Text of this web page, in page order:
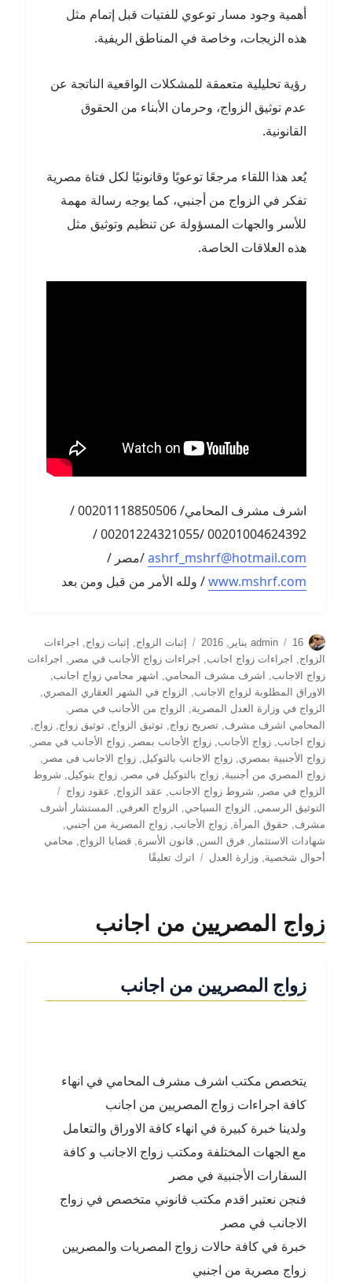
أهمية وجود مسار توعوي للفتيات قبل إتمام مثل
هذه الزيجات، وخاصة في المناطق الريفية.
رؤية تحليلية متعمقة للمشكلات الواقعية الناتجة عن
عدم توثيق الزواج، وحرمان الأبناء من الحقوق
القانونية.
يُعد هذا اللقاء مرجعًا توعويًا وقانونيًا لكل فتاة مصرية
تفكر في الزواج من أجنبي، كما يوجه رسالة مهمة
للأسر والجهات المسؤولة عن تنظيم وتوثيق مثل
هذه العلاقات الخاصة.
اشرف مشرف المحامي/ 00201118850506 /
00201004624392 /00201224321055 /
ashrf_mshrf@hotmail.com/مصر /
www.mshrf.com/ ولله الأمر من قبل ومن بعد
الكاتبadmin
نُشرت
في
16 يناير, 2016 التصنيفات
إثبات الزواج, إثبات زواج,
اجراءات
الزواج, اجراءات زواج اجانب, اجراءات زواج الأجانب في مصر ,
اجراءات
زواج الاجانب, اشرف مشرف المحامي, اشهر محامي زواج اجانب,
الاوراق المطلوبة لزواج الاجانب, الزواج في الشهر العقاري المصري,
الزواج في وزارة العدل المصرية, الزواج من الأجانب في مصر ,
المحامي اشرف مشرف,تصريح زواج,توثيق الزواج,توثيق زواج,زواج,
زواج اجانب,زواج الأجانب,زواج الأجانب بمصر ,زواج الأجانب في مصر ,
زواج الأجنبية بمصري,زواج الاجانب بالتوكيل,زواج الاجانب فى مصر ,
زواج المصري من أجنبية,زواج بالتوكيل في مصر ,زواج بتوكيل, شروط
الزواج في مصر , شروط زواج الاجانب, عقد الزواج, عقود زواج
التوثيق الرسمي, الزواج السياحي, الزواج العرفي,
المستشار أشرف
مشرف, حقوق المرأة,زواج الأجانب,زواج المصرية من أجنبي,
شهادات الاستثمار ,فرق السن,قانون الأسرة,قضايا الزواج, محامي
أحوال شخصية,وزارة العدل اترك تعليقًا
السن
في
من
المستشار
أشرف
مشرف
زواج المصريين من اجانب
زواج المصريين من اجانب
يتخصص مكتب اشرف مشرف المحامي في انهاء
كافة اجراءات زواج المصريين من اجانب
ولدينا خبرة كبيرة في انهاء كافة الاوراق والتعامل
مع الجهات المختلفة ومكتب زواج الاجانب و كافة
السفارات الأجنبية في مصر
فنجن نعتبر اقدم مكتب قانوني متخصص في زواج
الاجانب في مصر
خبرة في كافة حالات زواج المصريات والمصريين
زواج مصرية من اجنبي